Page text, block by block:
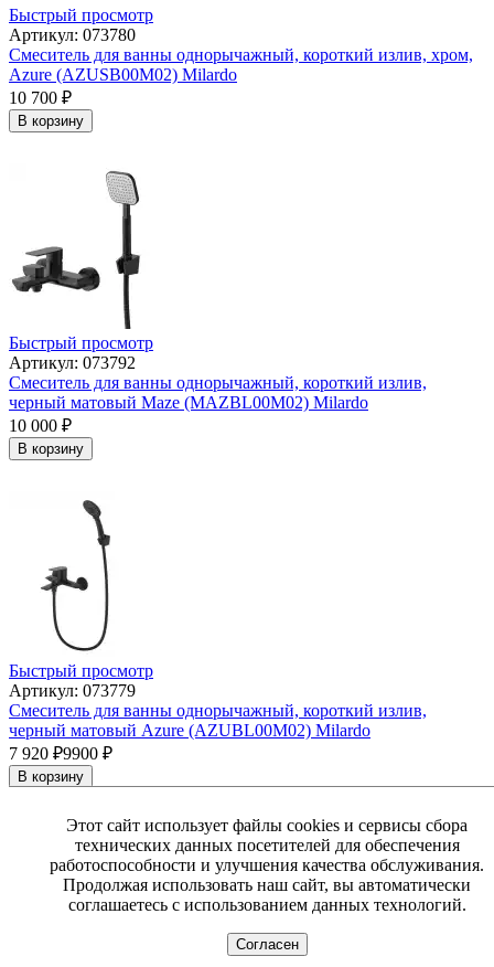
Быстрый просмотр
Артикул: 073780
Смеситель для ванны однорычажный, короткий излив, хром,
Azure (AZUSB00M02) Milardo
10 700 ₽
В корзину
Быстрый просмотр
Артикул: 073792
Смеситель для ванны однорычажный, короткий излив,
черный матовый Maze (MAZBL00M02) Milardo
10 000 ₽
В корзину
Быстрый просмотр
Артикул: 073779
Смеситель для ванны однорычажный, короткий излив,
черный матовый Azure (AZUBL00M02) Milardo
7 920 ₽9900 ₽
В корзину
Ликвидация -20%
Этот сайт использует файлы cookies и сервисы сбора
технических данных посетителей для обеспечения
работоспособности и улучшения качества обслуживания.
Продолжая использовать наш сайт, вы автоматически
соглашаетесь с использованием данных технологий.
Согласен